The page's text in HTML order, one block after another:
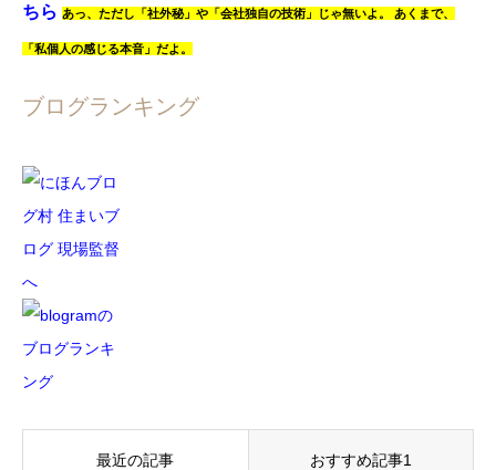
ちら あっ、 ただし「社外秘」や「会社独自の技術」じゃ無いよ。 あくまで、
「私個人の感じる本音」だよ。
ブログランキング
最近の記事 おすすめ記事1